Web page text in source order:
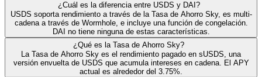
¿Cuál es la diferencia entre USDS y DAI?
USDS soporta rendimiento a través de la Tasa de Ahorro Sky, es multi-
cadena a través de Wormhole, e incluye una función de congelación.
DAI no tiene ninguna de estas características.
¿Qué es la Tasa de Ahorro Sky?
La Tasa de Ahorro Sky es el rendimiento pagado en sUSDS, una
versión envuelta de USDS que acumula intereses en cadena. El APY
actual es alrededor del 3.75%.